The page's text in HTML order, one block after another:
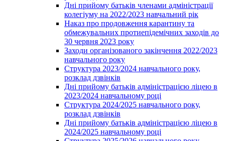
Дні прийому батьків членами адміністрації
колегіуму на 2022/2023 навчальний рік
Наказ про продовження карантину та
обмежувальних протиепідемічних заходів до
30 червня 2023 року
Заходи організованого закінчення 2022/2023
навчального року
Структура 2023/2024 навчального року,
розклад дзвінків
Дні прийому батьків адміністрацією ліцею в
2023/2024 навчальному році
Структура 2024/2025 навчального року,
розклад дзвінків
Дні прийому батьків адміністрацією ліцею в
2024/2025 навчальному році